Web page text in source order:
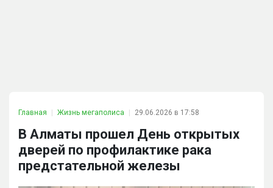
Главная Жизнь мегаполиса 29.06.2026 в 17:58
В Алматы прошел День открытых
дверей по профилактике рака
предстательной железы